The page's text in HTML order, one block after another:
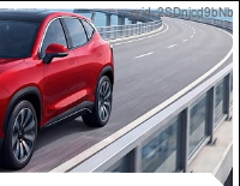
erid: 2SDnjcd9bNb